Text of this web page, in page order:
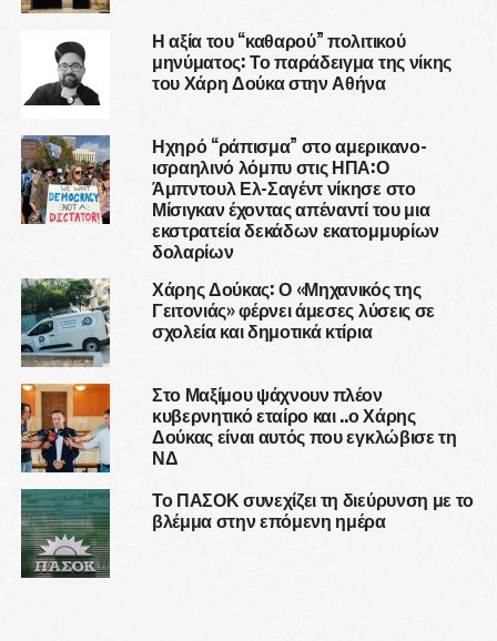
Η αξία του “καθαρού” πολιτικού
μηνύματος: Το παράδειγμα της νίκης
του Χάρη Δούκα στην Αθήνα
Ηχηρό “ράπισμα” στο αμερικανο-
ισραηλινό λόμπυ στις ΗΠΑ:Ο
Άμπντουλ Ελ-Σαγέντ νίκησε στο
Μίσιγκαν έχοντας απέναντί του μια
εκστρατεία δεκάδων εκατομμυρίων
δολαρίων
Χάρης Δούκας: Ο «Μηχανικός της
Γειτονιάς» φέρνει άμεσες λύσεις σε
σχολεία και δημοτικά κτίρια
Στο Μαξίμου ψάχνουν πλέον
κυβερνητικό εταίρο και ..ο Χάρης
Δούκας είναι αυτός που εγκλώβισε τη
ΝΔ
Το ΠΑΣΟΚ συνεχίζει τη διεύρυνση με το
βλέμμα στην επόμενη ημέρα